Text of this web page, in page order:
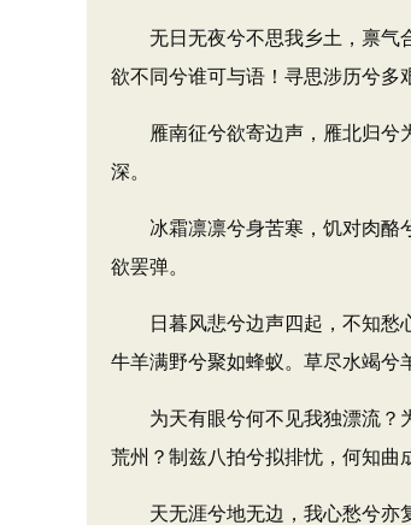
无日无夜兮不思我乡土，禀气合
欲不同兮谁可与语！寻思涉历兮多
雁南征兮欲寄边声，雁北归兮为
深。
冰霜凛凛兮身苦寒，饥对肉酪兮
欲罢弹。
日暮风悲兮边声四起，不知愁心
牛羊满野兮聚如蜂蚁。草尽水竭兮
为天有眼兮何不见我独漂流？为
荒州？制兹八拍兮拟排忧，何知曲
天无涯兮地无边，我心愁兮亦复